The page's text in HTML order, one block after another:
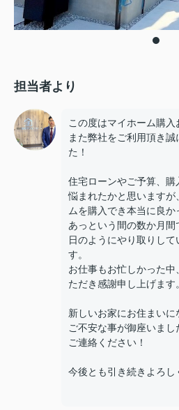
担当者より
この度はマイホーム購入
また弊社をご利用頂き
た！
住宅ローンやご予算、
悩まれたかと思います
ムを購入でき本当に良か
あっという間の数か月
日のようにやり取りし
す。
お仕事もお忙しかった
ただき感謝申し上げます。
新しいお家にお住まい
ご不安な事が御座いま
ご連絡ください！
今後とも引き続きよろし